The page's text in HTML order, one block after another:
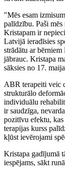
"Mēs esam
palīdzību. Paši mēs
Kristapam ir
Latvijā ieradīsies
strādātu ar
jābrauc. Kristapa
sāksies no 17.
ABR terapeiti veic
strukturālo
individuālu
ir saudzīga,
pozitīvu efektu,
terapijas kurss
kļūst ievērojami
Kristapa gadījumā
iespējams, sākt